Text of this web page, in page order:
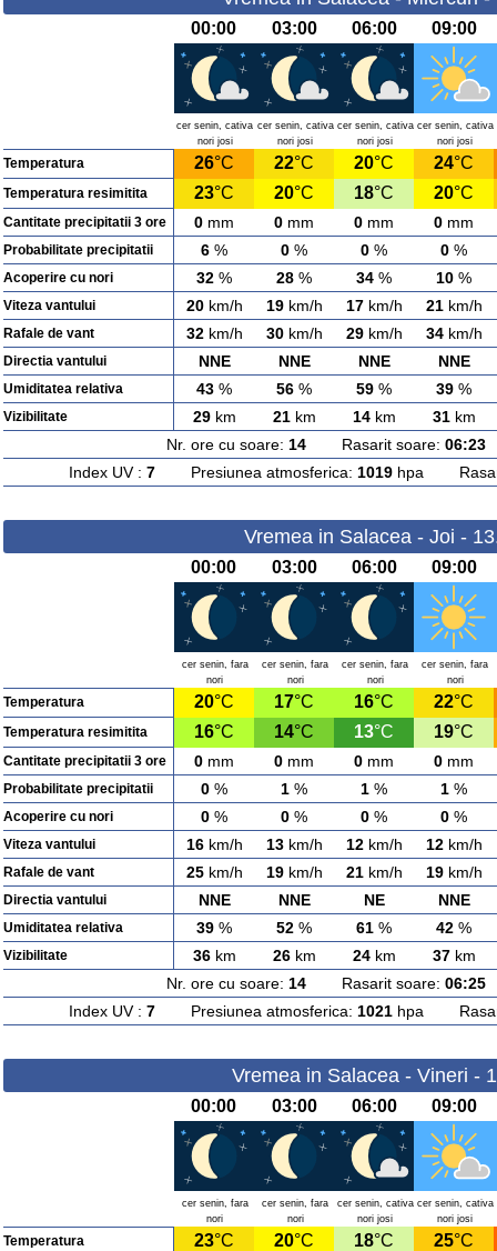
00:00 03:00 06:00 09:00
cer senin, cativa
nori josi
cer senin, cativa
nori josi
cer senin, cativa
nori josi
cer senin, cativa
nori josi
Temperatura 26°C 22°C 20°C 24°C
Temperatura resimitita 23°C 20°C 18°C 20°C
Cantitate precipitatii 3 ore 0 mm 0 mm 0 mm 0 mm
Probabilitate precipitatii 6 % 0 % 0 % 0 %
Acoperire cu nori 32 % 28 % 34 % 10 %
Viteza vantului 20km/h 19km/h 17km/h 21km/h
Rafale de vant 32km/h 30km/h 29km/h 34km/h
Directia vantului NNE NNE NNE NNE
Umiditatea relativa 43 % 56 % 59 % 39 %
Vizibilitate 29km 21km 14km 31km
Nr. ore cu soare: 14Rasarit soare: 06:23
Index UV : 7Presiunea atmosferica: 1019hpa
Vremea in Salacea - Joi -
00:00 03:00 06:00 09:00
cer senin, fara
nori
cer senin, fara
nori
cer senin, fara
nori
cer senin, fara
nori
Temperatura 20°C 17°C 16°C 22°C
Temperatura resimitita 16°C 14°C 13°C 19°C
Cantitate precipitatii 3 ore 0 mm 0 mm 0 mm 0 mm
Probabilitate precipitatii 0 % 1 % 1 % 1 %
Acoperire cu nori 0 % 0 % 0 % 0 %
Viteza vantului 16km/h 13km/h 12km/h 12km/h
Rafale de vant 25km/h 19km/h 21km/h 19km/h
Directia vantului NNE NNE NE NNE
Umiditatea relativa 39 % 52 % 61 % 42 %
Vizibilitate 36km 26km 24km 37km
Nr. ore cu soare: 14Rasarit soare: 06:25
Index UV : 7Presiunea atmosferica: 1021hpa
Vremea in Salacea - Vineri -
00:00 03:00 06:00 09:00
cer senin, fara
nori
cer senin, fara
nori
cer senin, cativa
nori josi
cer senin, cativa
nori josi
Temperatura 23°C 20°C 18°C 25°C